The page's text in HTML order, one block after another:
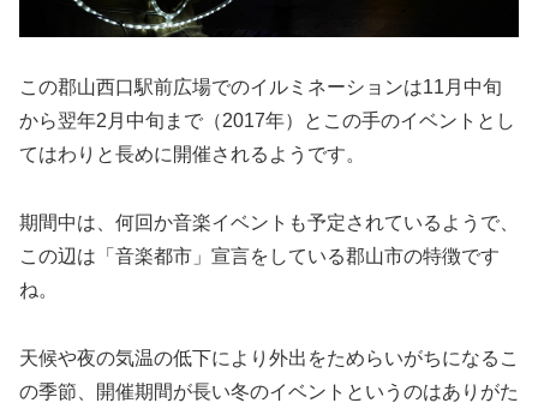
この郡山西口駅前広場でのイルミネーションは11月中旬
から翌年2月中旬まで（2017年）とこの手のイベントとし
てはわりと長めに開催されるようです。
期間中は、何回か音楽イベントも予定されているようで、
この辺は「音楽都市」宣言をしている郡山市の特徴です
ね。
天候や夜の気温の低下により外出をためらいがちになるこ
の季節、開催期間が長い冬のイベントというのはありがた